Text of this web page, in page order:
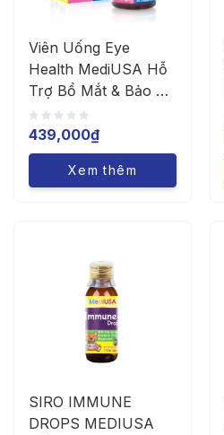
Viên Uống Eye
Health MediUSA Hỗ
Trợ Bổ Mắt & Bảo Vệ
Thị Lực (Hộp 60
Viên)
439,000₫
Xem thêm
SIRO IMMUNE
DROPS MEDIUSA